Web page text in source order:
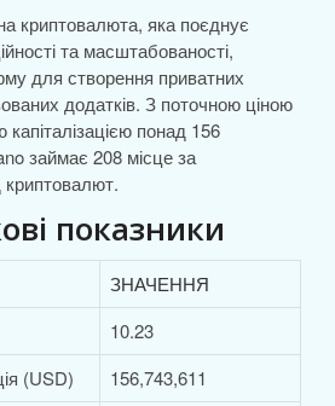
криптовалюта, яка поєднує
та масштабованості,
для створення приватних
додатків. З поточною ціною
понад 156
займає 208 місце за
криптовалют.
показники
ЗНАЧЕННЯ
10.23
(USD)
156,743,611